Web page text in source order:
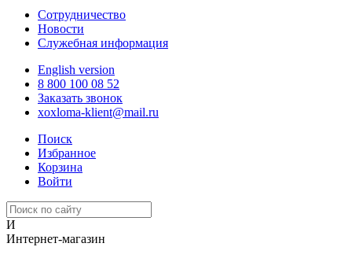
Сотрудничество
Новости
Служебная информация
English version
8 800 100 08 52
Заказать звонок
xoxloma-klient@mail.ru
Поиск
Избранное
Корзина
Войти
И
Интернет-магазин